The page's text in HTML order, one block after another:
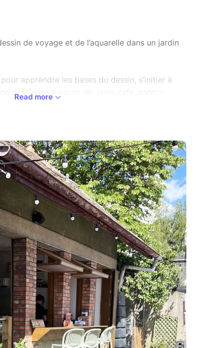
de voyage et de l’aquarelle dans un jardin
apprendre les bases du dessin, s’initier à
délicieuse boisson de Janis_cafe_annecy.
et à l’aquarelle à partir d’un modèle vivant.
paysage Annécien sur papier aquarelle.
jusqu'à 17H :)
pinceaux, feuilles…
même débutants
à partir de 10 ans
un petit groupe convivial.
Read more